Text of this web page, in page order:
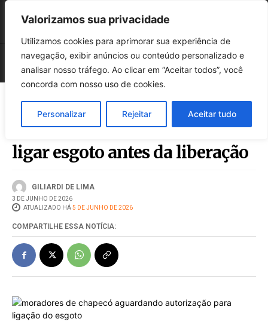
Valorizamos sua privacidade
Utilizamos cookies para aprimorar sua experiência de
navegação, exibir anúncios ou conteúdo personalizado e
analisar nosso tráfego. Ao clicar em “Aceitar todos”, você
concorda com nosso uso de cookies.
Personalizar Rejeitar Aceitar tudo
Casan orienta moradores a não
ligar esgoto antes da liberação
GILIARDI DE LIMA
3 DE JUNHO DE 2026
ATUALIZADO HÁ5 DE JUNHO DE 2026
COMPARTILHE ESSA NOTÍCIA: